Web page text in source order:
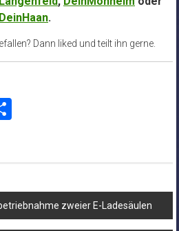
DeinHaan.
Dann liked und teilt ihn gerne.
Teilen
zweier E-Ladesäulen